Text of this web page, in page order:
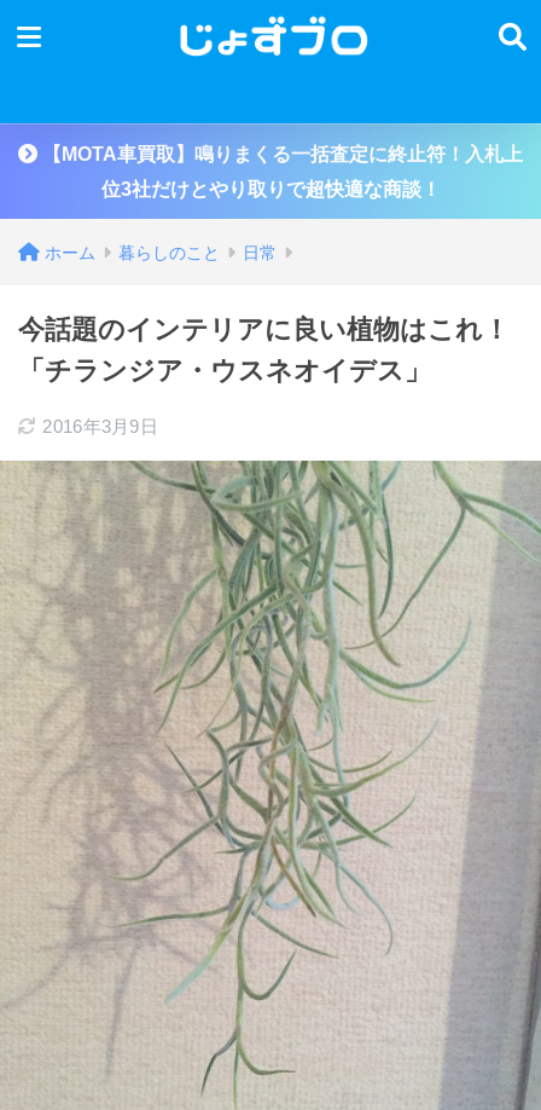
【MOTA車買取】鳴りまくる一括査定に終止符！入札上
位3社だけとやり取りで超快適な商談！
ホーム 暮らしのこと 日常
今話題のインテリアに良い植物はこれ！
「チランジア・ウスネオイデス」
2016年3月9日